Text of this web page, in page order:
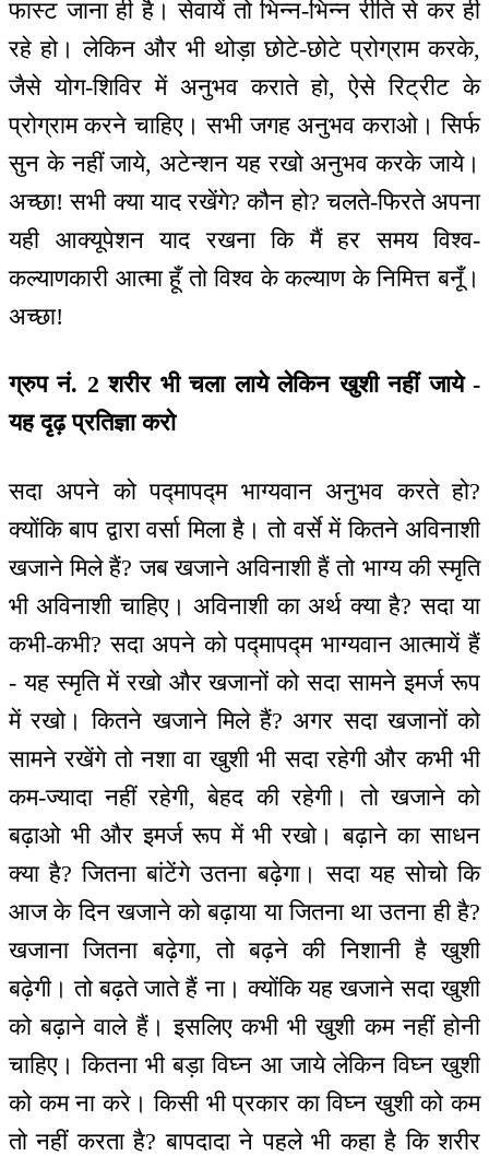
फास्ट जाना ही है। सेवायें तो भिन्न-भिन्न रीति से कर ही
रहे हो। लेकिन और भी थोड़ा छोटे-छोटे प्रोग्राम करके,
जैसे योग-शिविर में अनुभव कराते हो, ऐसे रिट्रीट के
प्रोग्राम करने चाहिए। सभी जगह अनुभव कराओ। सिर्फ
सुन के नहीं जाये, अटेन्शन यह रखो अनुभव करके जाये।
अच्छा! सभी क्या याद रखेंगे? कौन हो? चलते-फिरते अपना
यही आक्यूपेशन याद रखना कि मैं हर समय विश्व-
कल्याणकारी आत्मा हूँ तो विश्व के कल्याण के निमित्त बनूँ।
अच्छा!
ग्रुप नं. 2 शरीर भी चला लाये लेकिन खुशी नहीं जाये -
यह दृढ़ प्रतिज्ञा करो
सदा अपने को पद्मापद्म भाग्यवान अनुभव करते हो?
क्योंकि बाप द्वारा वर्सा मिला है। तो वर्से में कितने अविनाशी
खजाने मिले हैं? जब खजाने अविनाशी हैं तो भाग्य की स्मृति
भी अविनाशी चाहिए। अविनाशी का अर्थ क्या है? सदा या
कभी-कभी? सदा अपने को पद्मापद्म भाग्यवान आत्मायें हैं
- यह स्मृति में रखो और खजानों को सदा सामने इमर्ज रूप
में रखो। कितने खजाने मिले हैं? अगर सदा खजानों को
सामने रखेंगे तो नशा वा खुशी भी सदा रहेगी और कभी भी
कम-ज्यादा नहीं रहेगी, बेहद की रहेगी। तो खजाने को
बढ़ाओ भी और इमर्ज रूप में भी रखो। बढ़ाने का साधन
क्या है? जितना बांटेंगे उतना बढ़ेगा। सदा यह सोचो कि
आज के दिन खजाने को बढ़ाया या जितना था उतना ही है?
खजाना जितना बढ़ेगा, तो बढ़ने की निशानी है खुशी
बढ़ेगी। तो बढ़ते जाते हैं ना। क्योंकि यह खजाने सदा खुशी
को बढ़ाने वाले हैं। इसलिए कभी भी खुशी कम नहीं होनी
चाहिए। कितना भी बड़ा विघ्न आ जाये लेकिन विघ्न खुशी
को कम ना करे। किसी भी प्रकार का विघ्न खुशी को कम
तो नहीं करता है? बापदादा ने पहले भी कहा है कि शरीर